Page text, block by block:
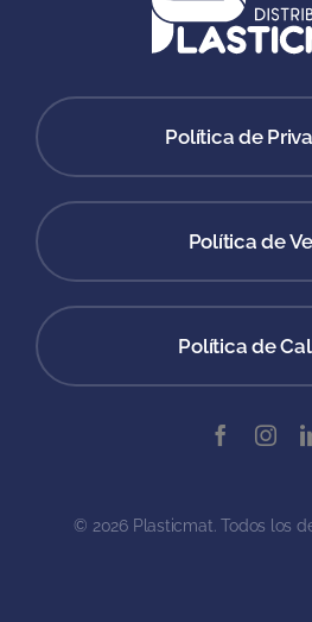
Política de
Política de
Política de
© 2026 Plasticmat. Todos los